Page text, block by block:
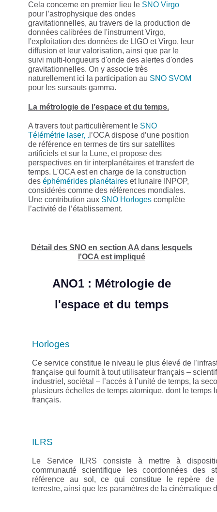
Cela concerne en premier lieu le SNO Virgo
pour l’astrophysique des ondes
gravitationnelles, au travers de la production de
données calibrées de l'instrument Virgo,
l'exploitation des données de LIGO et Virgo, leur
diffusion et leur valorisation, ainsi que par le
suivi multi-longueurs d'onde des alertes d'ondes
gravitationnelles. On y associe très
naturellement ici la participation au SNO SVOM
pour les sursauts gamma.
La métrologie de l’espace et du temps.
A travers tout particulièrement le SNO
Télémétrie laser, . l’OCA dispose d’une position
de référence en termes de tirs sur satellites
artificiels et sur la Lune, et propose des
perspectives en tir interplanétaires et transfert de
temps. L'OCA est en charge de la construction
des éphémérides planétaires et lunaire INPOP,
considérés comme des références mondiales.
Une contribution aux SNO Horloges complète
l’activité de l’établissement.
Détail des SNO en section AA dans lesquels
l'OCA est impliqué
ANO1 : Métrologie de
l'espace et du temps
Horloges
Ce service constitue le niveau le plus élevé de
française qui fournit à tout utilisateur français –
industriel, sociétal – l’accès à l’unité de temps, la
plusieurs échelles de temps atomique, dont le temps
français.
ILRS
Le Service ILRS consiste à mettre à
communauté scientifique les coordonnées des
référence au sol, ce qui constitue le repère de
terrestre, ainsi que les paramètres de la cinématique